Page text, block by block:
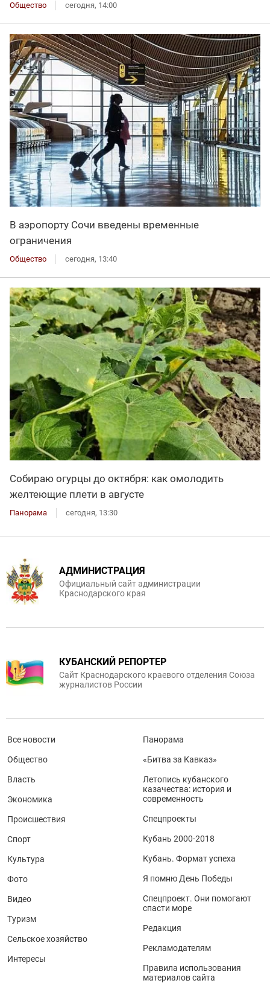
Общество сегодня, 14:00
В аэропорту Сочи введены временные
ограничения
Общество сегодня, 13:40
Собираю огурцы до октября: как омолодить
желтеющие плети в августе
Панорама сегодня, 13:30
АДМИНИСТРАЦИЯ
Официальный сайт администрации
Краснодарского края
КУБАНСКИЙ РЕПОРТЕР
Сайт Краснодарского краевого отделения Союза
журналистов России
Все новости
Общество
Власть
Экономика
Происшествия
Спорт
Культура
Фото
Видео
Туризм
Сельское хозяйство
Интересы
Панорама
«Битва за Кавказ»
Летопись кубанского
казачества: история и
современность
Спецпроекты
Кубань 2000-2018
Кубань. Формат успеха
Я помню День Победы
Спецпроект. Они помогают
спасти море
Редакция
Рекламодателям
Правила использования
материалов сайта